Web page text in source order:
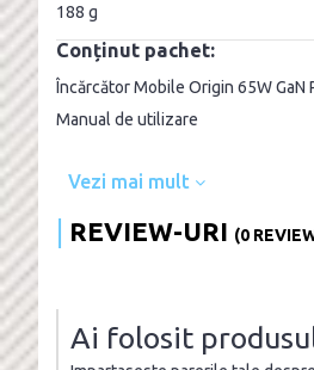
188 g
Conținut pachet:
Încărcător Mobile Origin 65W GaN
Manual de utilizare
Vezi mai mult
REVIEW-URI (0
Ai folosit